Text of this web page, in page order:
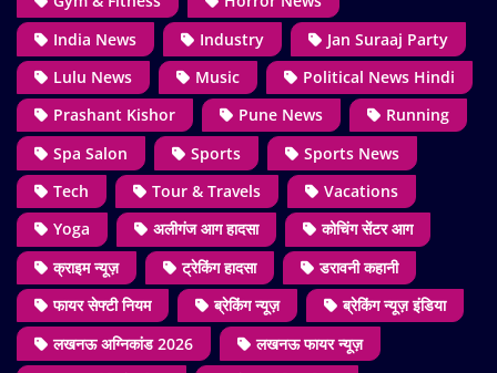
India News
Industry
Jan Suraaj Party
Lulu News
Music
Political News Hindi
Prashant Kishor
Pune News
Running
Spa Salon
Sports
Sports News
Tech
Tour & Travels
Vacations
Yoga
अलीगंज आग हादसा
कोचिंग सेंटर आग
क्राइम न्यूज़
ट्रेकिंग हादसा
डरावनी कहानी
फायर सेफ्टी नियम
ब्रेकिंग न्यूज़
ब्रेकिंग न्यूज़ इंडिया
लखनऊ अग्निकांड 2026
लखनऊ फायर न्यूज़